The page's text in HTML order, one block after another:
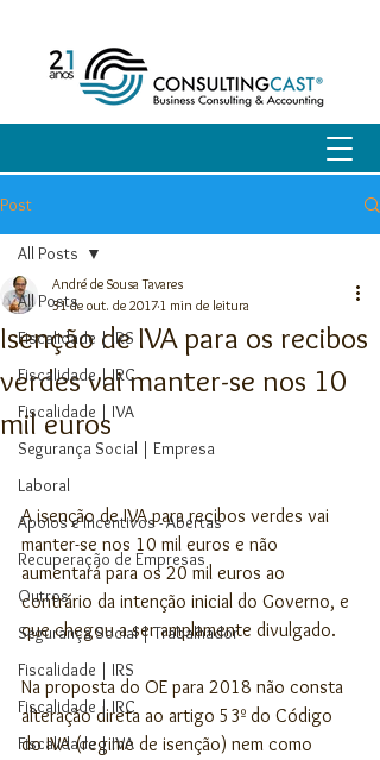
Post
All Posts
Fiscalidade | IRS
Fiscalidade | IRC
Fiscalidade | IVA
Segurança Social | Empresa
Laboral
Apoios e Incentivos - Abertas
Recuperação de Empresas
Outros
Segurança Social | Trabalhador
Fiscalidade | IRS
Fiscalidade | IRC
Fiscalidade | IVA
All Posts
Isenção de IVA para os recibos
verdes vai manter-se nos 10
mil euros
André de Sousa Tavares
31 de out. de 20171 min de leitura
A isenção de IVA para recibos verdes vai
manter-se nos 10 mil euros e não
aumentará para os 20 mil euros ao
contrário da intenção inicial do Governo, e
que chegou a ser amplamente divulgado.
Na proposta do OE para 2018 não consta
alteração direta ao artigo 53º do Código
do IVA (regime de isenção) nem como